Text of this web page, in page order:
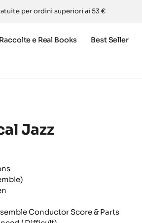
per ordini superiori ai 53 €
Raccolte e Real Books Best Seller
Jazz
Conductor Score & Parts